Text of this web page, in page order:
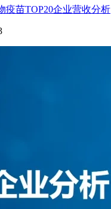
疫苗TOP20企业营收分析